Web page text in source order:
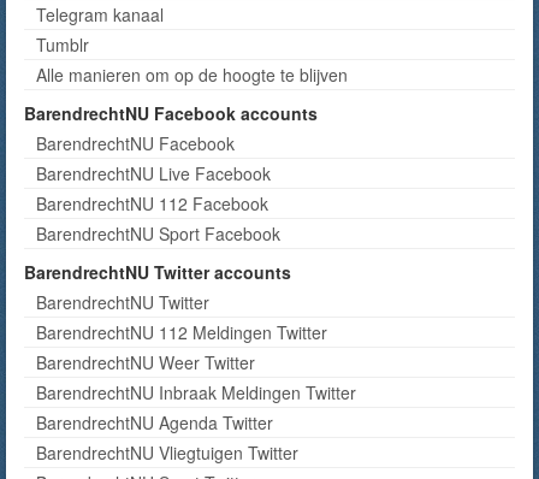
Telegram kanaal
Tumblr
Alle manieren om op de hoogte te blijven
BarendrechtNU Facebook accounts
BarendrechtNU Facebook
BarendrechtNU Live Facebook
BarendrechtNU 112 Facebook
BarendrechtNU Sport Facebook
BarendrechtNU Twitter accounts
BarendrechtNU Twitter
BarendrechtNU 112 Meldingen Twitter
BarendrechtNU Weer Twitter
BarendrechtNU Inbraak Meldingen Twitter
BarendrechtNU Agenda Twitter
BarendrechtNU Vliegtuigen Twitter